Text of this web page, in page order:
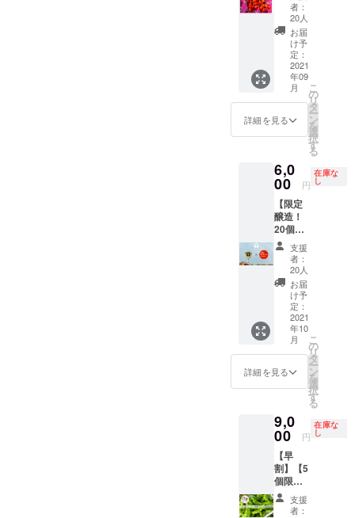
牧民、
韓国の
フード
デザイ
ナーな
ど各国
の研究
者や
アー
ティス
り組み
など、
様々な
パート
ナーと
食を通
じた交
流をは
じめ、
子ども
の美術
教育コ
ンテン
ツ ココ
イク(伊
宿店)の
監修、
信(花巻
市)の連
載など
も行
う。慶
應義塾
大学
SFC研
理器具
のご準
備をお
願いい
たしま
す。必
要な材
料及び
調理器
具は予
お知ら
せしま
す。 ・
ミキ
サー
（また
はブレ
ダー）
を使う
ニュー
があり
ます。
あらか
じめご
用意く
味料を
仕込み
す。
ゴーグ
ルとビ
ニール
手袋の
け重な
らない
ように
並べて
置く。
風通し
の良い
日陰の
場所
で、自
然乾
了の目
安は表
面にシ
ワがた
くさん
でき、
振ると
中で種
が転が
るのが
わかる
程度。
※但し、
生食限
定のと
うがら
しでは
乾燥保
存は不
日陰の
場所
で、自
然乾
燥。完
了の目
安は表
面にシ
くさん
でき、
中で種
が転が
るのが
わかる
程度。
※但し、
生食限
定のと
うがら
しでは
乾燥保
存は不
可。
法） 冷
蔵保
存：乾
燥しな
いよう
に保存
袋や
し、野
菜室に
分は傷
みの原
因にな
るた
め、拭
きと
る。 冷
凍保
存：1つ
ずつ
ラップ
にくる
む。 乾
燥保
存：で
け重な
らない
並べて
置く。
風通し
の良い
日陰の
場所
で、自
然乾
椒：肉
詰めや
炒めも
のな
ど。生
食も可
ハラ
ペー
【生食
限定】
ルサ
ソース
ビキー
ニョ：
【生食
限定】
そのま
まやピ
クルス
など 保
存方
法） 冷
蔵保
存：乾
に保存
袋や
し、野
菜室に
入れ
る。水
分は傷
みの原
因にな
るた
しま
す。予
めご了
承くだ
さい。
調理方
法） 中
国大牛
角椒：
肉詰め
食も
可。 プ
サジュ
エラ：
カレー
や酢漬
けな
ど。生
食も
可。 八
房とう
がら
し：酢
漬けや
薬味な
とうが
らしの
一緒に
炊くと
ダシが
出てお
いしい
（辛く
はなり
ませ
メージ
です）
島と
うがら
し、八
房、ひ
もとう
がらし
などを
想定。
・1kgを
送量/時
期は、
況に
よって
変動し
ます。
予めご
了承く
ださ
い。 調
理方
法） 島
とうが
らし：
コー
レー
漬けや
肉みそ
など 八
房とう
がら
し：酢
漬けや
薬味な
てかわ
いいと
うがら
しビ
キー
ニョ
500g（
辛さレ
ベル：
ゼ
ニョは
ブラジ
ルの小
さなと
うがら
し。辛
みはほ
とんど
なく、
子ども
でもパ
クパク
食べら
れま
す。 ラ
ンプの
ような
わい
く、ピ
にする
とおい
しいで
す！ 詳
細） ・
者：
20人
お届
け予
定：
2021
年09
月
詳細を見る
こ
の
リ
タ
ー
ン
を
選
択
す
る
6,0
00 円
在庫な
し
【限定
醸造！
20個】
コラボ
商品！
「世界
最辛」
の発酵
ジン
ジャー
エール3
本＆と
うがら
しセッ
ト
むし×十
色）
「しょ
うがの
むし」
は昨年
立ち上
がった
支援
者：
20人
お届
け予
定：
2021
年10
月
詳細を見る
こ
の
リ
タ
ー
ン
を
選
択
す
る
9,0
00 円
在庫な
し
【早
割】【5
個限
定！
ダン支援
者：